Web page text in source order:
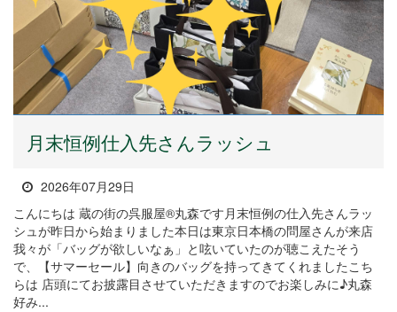
月末恒例仕入先さんラッシュ
2026年07月29日
こんにちは 蔵の街の呉服屋®丸森です月末恒例の仕入先さんラッ
シュが昨日から始まりました本日は東京日本橋の問屋さんが来店
我々が「バッグが欲しいなぁ」と呟いていたのが聴こえたそう
で、【サマーセール】向きのバッグを持ってきてくれましたこち
らは 店頭にてお披露目させていただきますのでお楽しみに♪丸森
好み...